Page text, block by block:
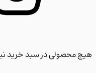
در سبد خرید نیست.